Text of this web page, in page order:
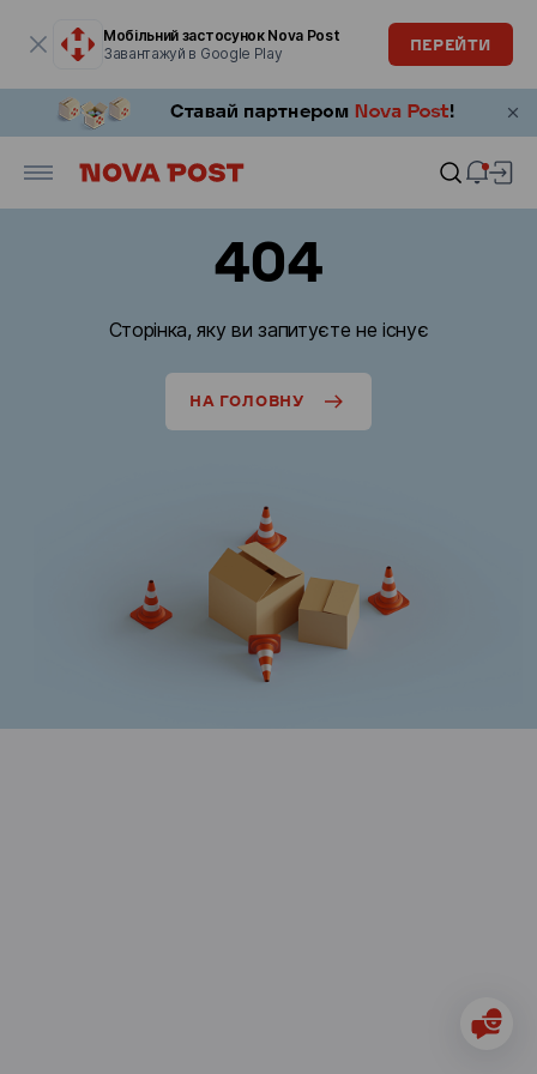
Мобільний застосунок Nova Post
Завантажуй в Google Play
ПЕРЕЙТИ
404
Сторінка, яку ви запитуєте не існує
НА ГОЛОВНУ